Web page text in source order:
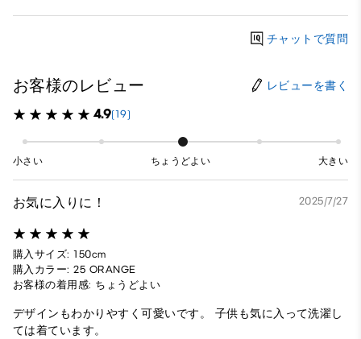
チャットで質問
お客様のレビュー レビューを書く
4.9(19)
小さい ちょうどよい 大きい
お気に入りに！ 2025/7/27
購入サイズ: 150cm
購入カラー: 25 ORANGE
お客様の着用感: ちょうどよい
デザインもわかりやすく可愛いです。 子供も気に入って洗濯し
ては着ています。